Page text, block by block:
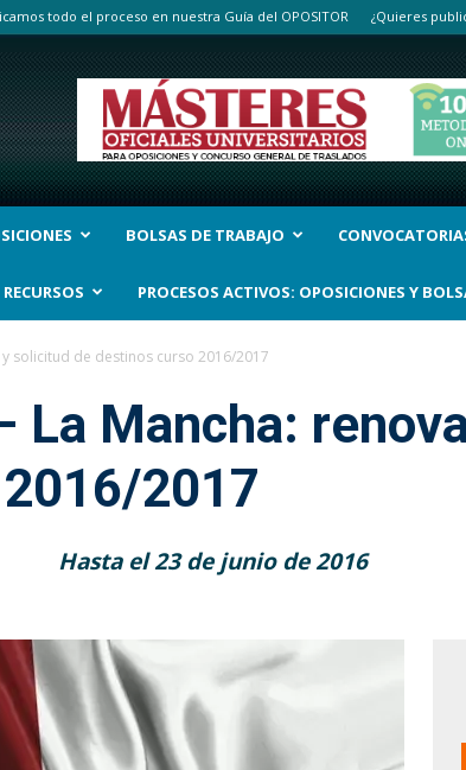
todo el proceso en nuestra Guía del OPOSITOR ¿Quieres
BOLSAS DE TRABAJO
RECURSOS PROCESOS ACTIVOS: OPOSICIONES Y
solicitud de destinos curso 2016/2017
La Mancha:
2017
Hasta el 23 de junio de 2016